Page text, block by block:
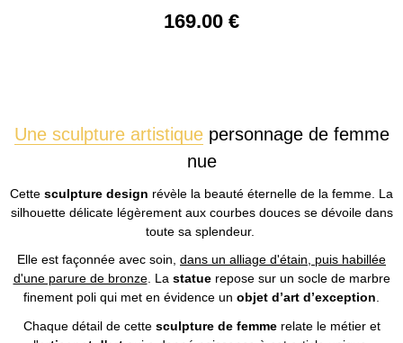
169.00 €
Une sculpture artistiquepersonnage de femme
nue
Cette sculpture design révèle la beauté éternelle de la femme. La
silhouette délicate légèrement aux courbes douces se dévoile dans
toute sa splendeur.
Elle est façonnée avec soin, dans un alliage d'étain, puis habillée
d'une parure de bronze. La statuerepose sur un socle de marbre
finement poli qui met en évidence un objet d’art d’exception
Chaque détail de cette sculpture de femme relate le métier et